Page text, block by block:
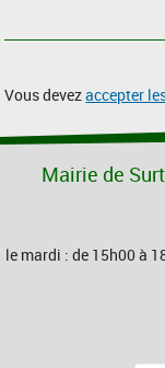
Vous devezaccepter
Mairie de
le mardi : de 15h00 à